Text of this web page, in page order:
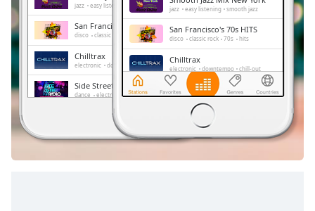
Chapters
Descriptions
descriptions
off,
Subtitles
subtitles
jazz easy listening smooth jazz
San Francisco's 70s HITS
disco classic rock 70s hits
Chilltrax
electronic downtempo chill-out
Side Street Radio
dance electronic trance house
progressive house
Absolute Chillout
downtempo
chill-out
jazz easy listening smooth jazz
San Francisco's 70s HITS
disco classic rock 70s hits
Chilltrax
electronic downtempo chill-out
Side Street Radio
dance electronic trance house
progressive house
Absolute Chillout
chill-out